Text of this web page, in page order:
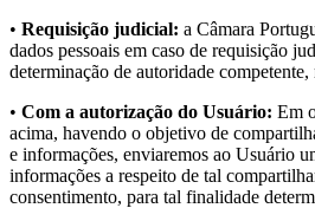
• Requisição judicial: a Câmara
dados pessoais em caso de requisição
determinação de autoridade
• Com a autorização do Usuário: Em
acima, havendo o objetivo de
e informações, enviaremos ao Usuário
informações a respeito de tal
consentimento, para tal finalidade